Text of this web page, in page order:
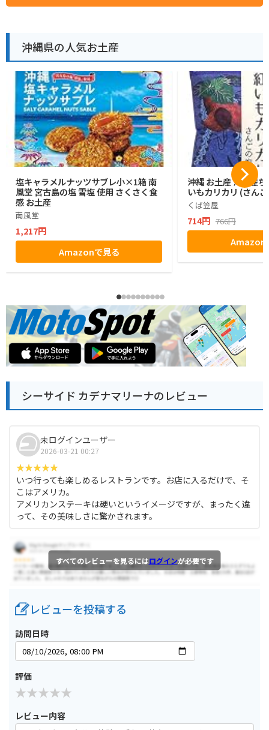
沖縄県の人気お土産
塩キャラメルナッツサブレ小×1箱 南
風堂 宮古島の塩 雪塩 使用 さくさく食
感 お土産
南風堂
1,217円
Amazonで見る
沖縄 お土産 沖縄産
いもカリカリ (さん
くば笠屋
714円 766円
Amazon
シーサイド カデナマリーナのレビュー
未ログインユーザー
2026-03-21 00:27
いつ行っても楽しめるレストランです。お店に入るだけで、そ
こはアメリカ。
アメリカンステーキは硬いというイメージですが、まったく違
って、その美味しさに驚かされます。
すべてのレビューを見るにはログインが必要です
レビューを投稿する
訪問日時
評価
レビュー内容